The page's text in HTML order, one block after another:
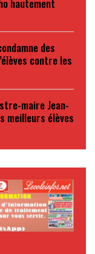
hautement
des
contre les
maire Jean-
meilleurs élèves